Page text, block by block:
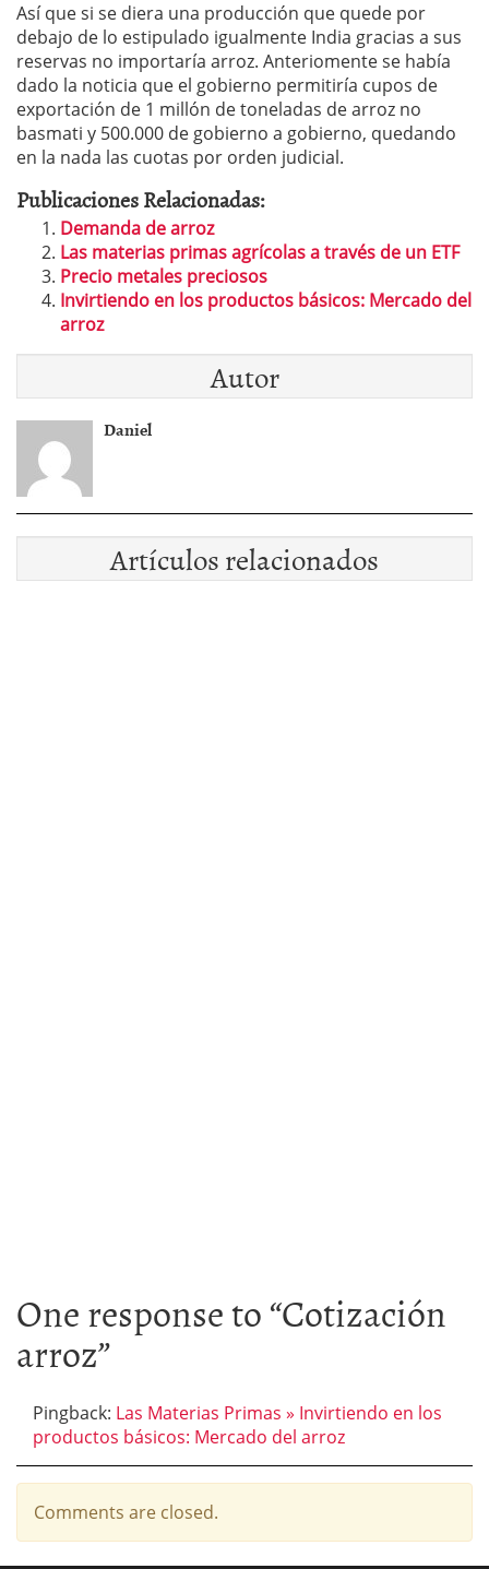
Así que si se diera una producción que quede por
debajo de lo estipulado igualmente India gracias a sus
reservas no importaría arroz. Anteriomente se había
dado la noticia que el gobierno permitiría cupos de
exportación de 1 millón de toneladas de arroz no
basmati y 500.000 de gobierno a gobierno, quedando
en la nada las cuotas por orden judicial.
Publicaciones Relacionadas:
Demanda de arroz
Las materias primas agrícolas a través de un ETF
Precio metales preciosos
Invirtiendo en los productos básicos: Mercado del
arroz
Autor
Daniel
Artículos relacionados
One response to “Cotización
arroz”
Pingback: Las Materias Primas » Invirtiendo en los
productos básicos: Mercado del arroz
Comments are closed.